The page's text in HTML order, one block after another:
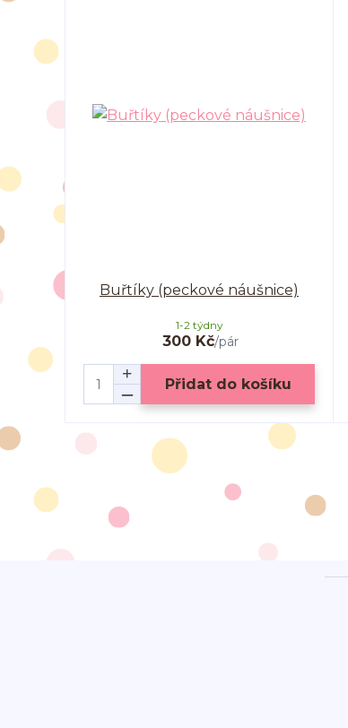
Buřtíky (peckové náušnice)
300 Kč/pár
1-2 týdny
Přidat do košíku